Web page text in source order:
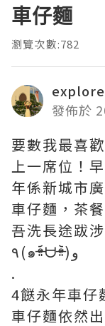
車仔麵
瀏覽次數:782
發佈於
要數我最喜
上一席位！
年係新城市
車仔麵，茶
吾洗長途跋
٩(๑ᵒ̴̶̷͈᷄ᗨᵒ̴̶̷͈᷅)و
.
4餸永年車仔
車仔麵依然